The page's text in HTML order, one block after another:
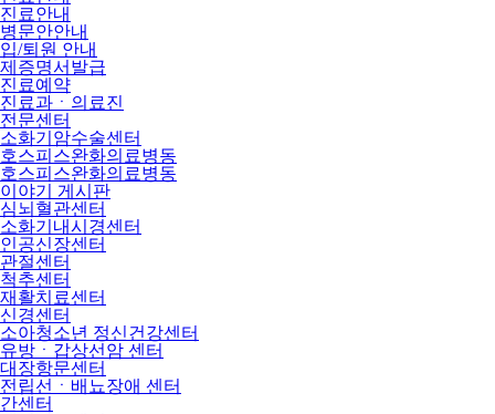
진료안내
병문안안내
입/퇴원 안내
제증명서발급
진료예약
진료과ㆍ의료진
전문센터
소화기암수술센터
호스피스완화의료병동
호스피스완화의료병동
이야기 게시판
심뇌혈관센터
소화기내시경센터
인공신장센터
관절센터
척추센터
재활치료센터
신경센터
소아청소년 정신건강센터
유방ㆍ갑상선암 센터
대장항문센터
전립선ㆍ배뇨장애 센터
간센터